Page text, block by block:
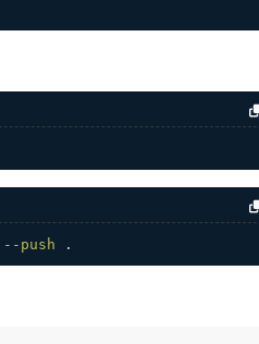
--push .